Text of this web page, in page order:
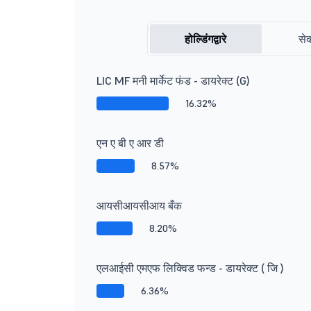
होल्डिंगद्वारे
LIC MF मनी मार्केट फंड - डायरेक्ट (G)
16.32%
एन ए बी ए आर डी
8.57%
आयसीआयसीआय बँक
8.20%
एलआईसी एमएफ लिक्विड फन्ड - डायरेक्ट ( जि )
6.36%